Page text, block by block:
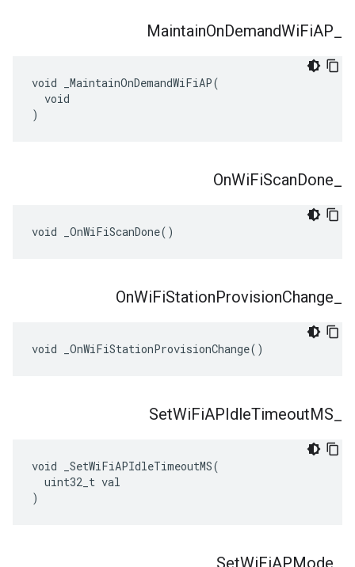
MaintainOnDemandWiFiAP
void _MaintainOnDemandWiFiAP(
  void
)
OnWiFiScanDone
void _OnWiFiScanDone()
OnWiFiStationProvisionChange
void _OnWiFiStationProvisionChange()
SetWiFiAPIdleTimeoutMS
void _SetWiFiAPIdleTimeoutMS(
  uint32_t val
)
SetWiFiAPMode